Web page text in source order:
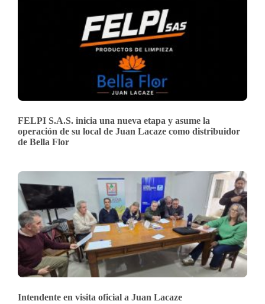
FELPI S.A.S. inicia una nueva etapa y asume la
operación de su local de Juan Lacaze como distribuidor
de Bella Flor
Intendente en visita oficial a Juan Lacaze